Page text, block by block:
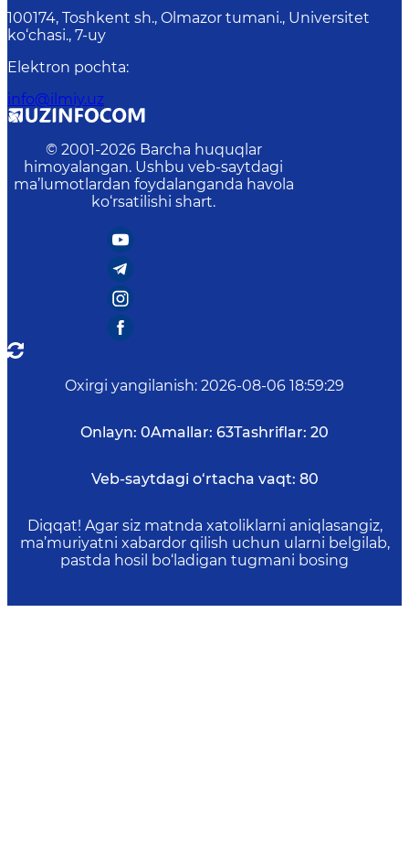
100174, Toshkent sh., Olmazor tumani., Universitet
ko‘chasi., 7-uy
Elektron pochta:
info@ilmiy.uz
© 2001-2026 Barcha huquqlar
himoyalangan. Ushbu veb-saytdagi
ma’lumotlardan foydalanganda havola
ko‘rsatilishi shart.
Oxirgi yangilanish: 2026-08-06 18:59:29
Onlayn: 0Amallar: 63Tashriflar: 20
Veb-saytdagi o‘rtacha vaqt: 80
Diqqat! Agar siz matnda xatoliklarni aniqlasangiz,
ma’muriyatni xabardor qilish uchun ularni belgilab,
pastda hosil bo‘ladigan tugmani bosing